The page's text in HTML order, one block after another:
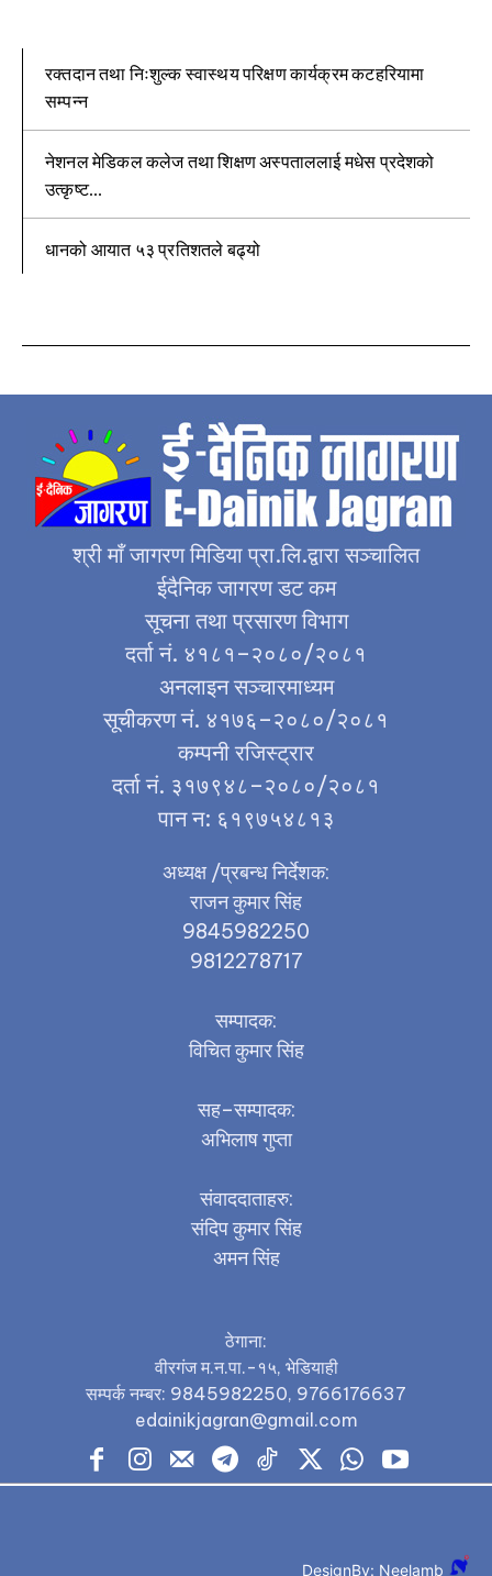
रक्तदान तथा निःशुल्क स्वास्थय परिक्षण कार्यक्रम कटहरियामा
सम्पन्न
नेशनल मेडिकल कलेज तथा शिक्षण अस्पताललाई मधेस प्रदेशको
उत्कृष्ट...
धानको आयात ५३ प्रतिशतले बढ्यो
श्री माँ जागरण मिडिया प्रा.लि.द्वारा सञ्चालित
ईदैनिक जागरण डट कम
सूचना तथा प्रसारण विभाग
दर्ता नं. ४१८१–२०८०/२०८१
अनलाइन सञ्चारमाध्यम
सूचीकरण नं. ४१७६–२०८०/२०८१
कम्पनी रजिस्ट्रार
दर्ता नं. ३१७९४८–२०८०/२०८१
पान न: ६१९७५४८१३
अध्यक्ष /प्रबन्ध निर्देशक:
राजन कुमार सिंह
9845982250
9812278717
सम्पादक:
विचित कुमार सिंह
सह–सम्पादक:
अभिलाष गुप्ता
संवाददाताहरु:
संदिप कुमार सिंह
अमन सिंह
ठेगाना:
वीरगंज म.न.पा.-१५, भेडियाही
सम्पर्क नम्बर: 9845982250, 9766176637
edainikjagran@gmail.com
DesignBy: Neelamb